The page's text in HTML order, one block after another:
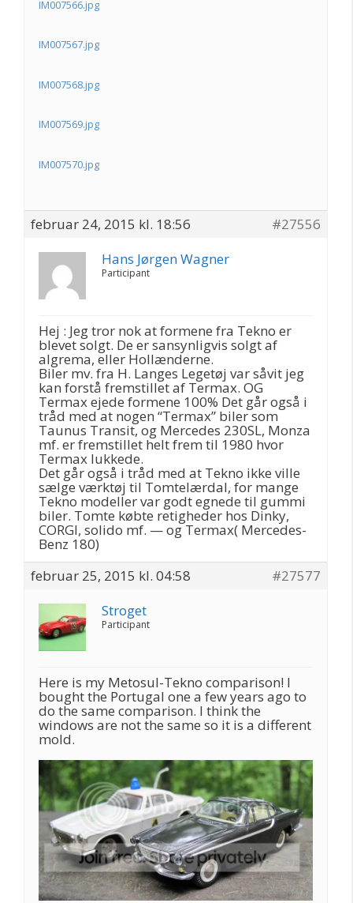
IM007566.jpg
IM007567.jpg
IM007568.jpg
IM007569.jpg
IM007570.jpg
februar 24, 2015 kl. 18:56
#27556
Hans Jørgen Wagner
Participant
Hej : Jeg tror nok at formene fra Tekno er
blevet solgt. De er sansynligvis solgt af
algrema, eller Hollænderne.
Biler mv. fra H. Langes Legetøj var såvit jeg
kan forstå fremstillet af Termax. OG
Termax ejede formene 100% Det går også i
tråd med at nogen “Termax” biler som
Taunus Transit, og Mercedes 230SL, Monza
mf. er fremstillet helt frem til 1980 hvor
Termax lukkede.
Det går også i tråd med at Tekno ikke ville
sælge værktøj til Tomtelærdal, for mange
Tekno modeller var godt egnede til gummi
biler. Tomte købte retigheder hos Dinky,
CORGI, solido mf. — og Termax( Mercedes-
Benz 180)
februar 25, 2015 kl. 04:58
#27577
Stroget
Participant
Here is my Metosul-Tekno comparison! I
bought the Portugal one a few years ago to
do the same comparison. I think the
windows are not the same so it is a different
mold.